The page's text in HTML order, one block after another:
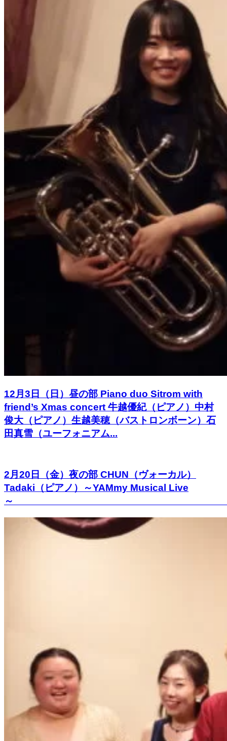
12月3日（日）昼の部 Piano duo Sitrom with
friend’s Xmas concert 牛越優紀（ピアノ）中村
俊大（ピアノ）生越美穂（バストロンボーン）石
田真雪（ユーフォニアム...
2月20日（金）夜の部 CHUN（ヴォーカル）
Tadaki（ピアノ）～YAMmy Musical Live